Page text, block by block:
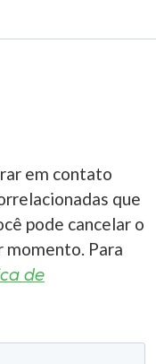
em contato
que
pode cancelar o
momento. Para
de